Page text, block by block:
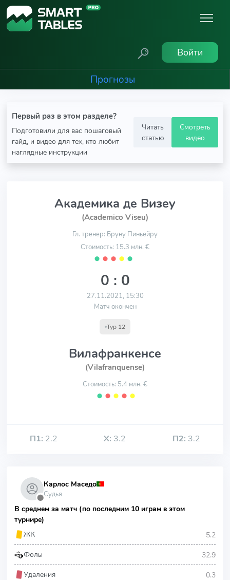
Войти
Прогнозы
Первый раз в этом разделе?
Подготовили для вас пошаговый
гайд, и видео для тех, кто любит
наглядные инструкции
Читать
статью
Смотреть
видео
Академика де Визеу
(Academico Viseu)
Гл. тренер: Бруну Пиньейру
Стоимость: 15.3 млн. €
⬤ ⬤ ⬤ ⬤ ⬤
0 : 0
27.11.2021, 15:30
Матч окончен
Тур 12
Вилафранкенсе
(Vilafranquense)
Стоимость: 5.4 млн. €
⬤ ⬤ ⬤ ⬤ ⬤
П1: 2.2 Х: 3.2 П2: 3.2
⬤
Карлос Маседо
Судья
В среднем за матч (по последним 10 играм в этом
турнире)
ЖК
5.2
Фолы 32.9
Удаления 0.3